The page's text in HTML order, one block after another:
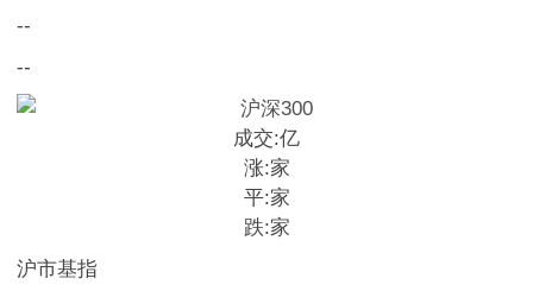
--
--
成交:亿
涨:家
平:家
跌:家
沪市基指